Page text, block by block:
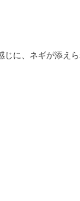
じに、ネギが添え